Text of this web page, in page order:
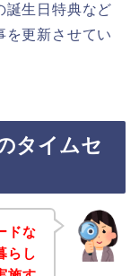
誕生日特典など
を更新させてい
タイムセ
ドな
らし